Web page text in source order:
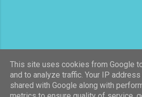
This site uses cookies from Google
and to analyze traffic. Your IP
shared with Google along with